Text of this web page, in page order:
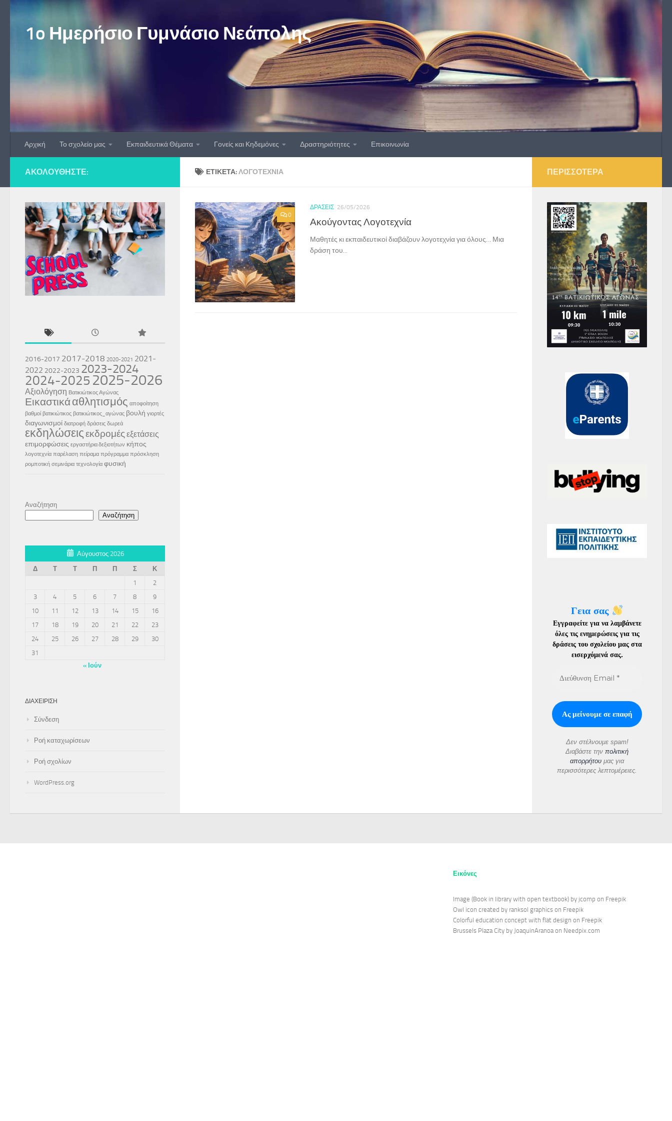
1o Ημερήσιο Γυμνάσιο Νεάπολης
Αρχική Το σχολείο μας Εκπαιδευτικά Θέματα Γονείς και Κηδεμόνες Δραστηριότητες Επικοινωνία
ΕΤΙΚΈΤΑ:ΛΟΓΟΤΕΧΝΊΑ
0
ΔΡΆΣΕΙΣ 26/05/2026
Ακούγοντας Λογοτεχνία
Μαθητές κι εκπαιδευτικοί διαβάζουν λογοτεχνία για όλους… Μια
δράση του...
ΑΚΟΛΟΥΘΉΣΤΕ:
2016-2017 2017-2018 2020-2021 2021-
2022 2022-2023 2023-2024
2024-2025 2025-2026
Αξιολόγηση Βατικιώτικος Αγώνας
Εικαστικάαθλητισμός αποφοίτηση
βαθμοί βατικιώτικος βατικιώτικος_αγώνας βουλή γιορτές
διαγωνισμοί διατροφή δράσεις δωρεά
εκδηλώσειςεκδρομές εξετάσεις
επιμορφώσεις εργαστήρια δεξιοτήτων κήπος
λογοτεχνία παρέλαση πείραμα πρόγραμμα πρόσκληση
ρομποτική σεμινάρια τεχνολογία φυσική
Αναζήτηση
Αναζήτηση
Αύγουστος 2026
Δ
Τ Τ Π Π Σ
Κ
1
2
3
4 5 6 7 8
9
10
11 12 13 14 15
16
17
18 19 20 21 22
23
24
25 26 27 28 29
30
31
« Ιούν
ΔΙΑΧΕΊΡΙΣΗ
Σύνδεση
Ροή καταχωρίσεων
Ροή σχολίων
WordPress.org
ΠΕΡΙΣΣΌΤΕΡΑ
Γεια σας
Εγγραφείτε για να λαμβάνετε
όλες τις ενημερώσεις για τις
δράσεις του σχολείου μας στα
εισερχόμενά σας.
Δεν στέλνουμε spam!
Διαβάστε την πολιτική
απορρήτου μας για
περισσότερες λεπτομέρειες.
Εικόνες
Image (Book in library with open textbook) by jcomp on Freepik
Owl icon created by ranksol graphics on Freepik
Colorful education concept with flat design on Freepik
Brussels Plaza City by JoaquinAranoa on Needpix.com